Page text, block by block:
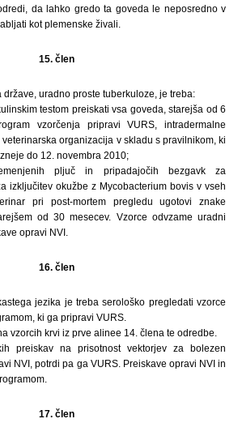
da lahko gredo ta goveda le neposredno v
kot plemenske živali.
15. člen
države, uradno proste tuberkuloze, je treba:
testom preiskati vsa goveda, starejša od 6
vzorčenja pripravi VURS, intradermalne
organizacija v skladu s pravilnikom, ki
do 12. novembra 2010;
pljuč in pripadajočih bezgavk za
izključitev okužbe z Mycobacterium bovis v vseh
pri post-mortem pregledu ugotovi znake
od 30 mesecev. Vzorce odvzame uradni
opravi NVI.
16. člen
jezika je treba serološko pregledati vzorce
ki ga pripravi VURS.
vzorcih krvi iz prve alinee 14. člena te odredbe.
preiskav na prisotnost vektorjev za bolezen
NVI, potrdi pa ga VURS. Preiskave opravi NVI in
17. člen